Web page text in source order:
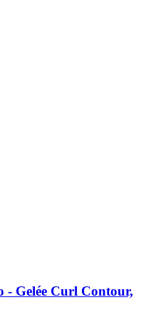
-​ Gelée Curl Contour,